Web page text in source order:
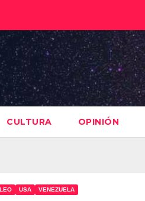
CULTURA OPINIÓN
USA VENEZUELA